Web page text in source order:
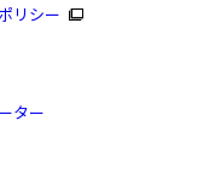
STANDARD
ラー：シルバー
リシー
ター